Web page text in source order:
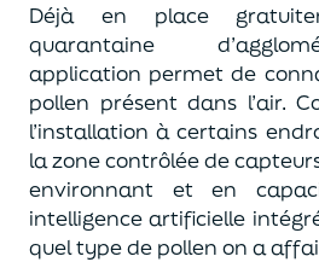
Déjà en place
quarantaine
application permet de
pollen présent dans l’air.
l’installation à certains
la zone contrôlée de
environnant et en
intelligence artificielle
quel type de pollen on a